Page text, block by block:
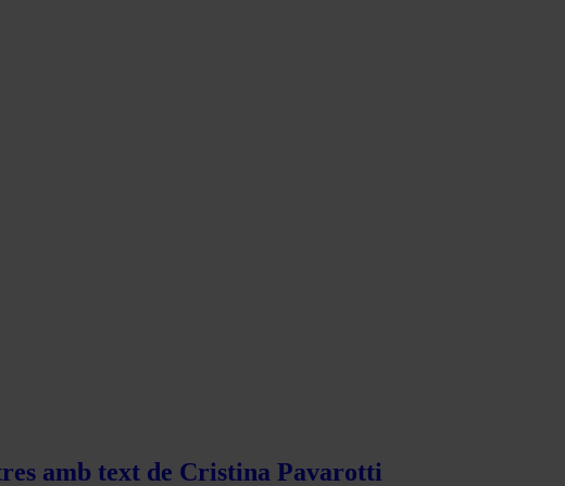
amb text de Cristina Pavarotti